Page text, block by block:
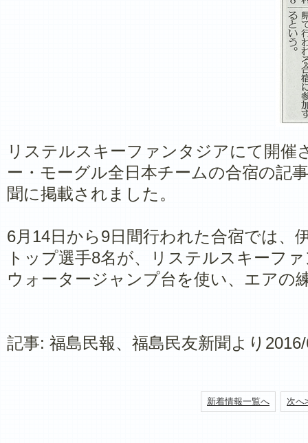
リステルスキーファンタジアにて開催
ー・モーグル全日本チームの合宿の記
聞に掲載されました。
6月14日から9日間行われた合宿では、
トップ選手8名が、リステルスキーフ
ウォータージャンプ台を使い、エアの
記事: 福島民報、福島民友新聞より
新着情報一覧へ 次へ